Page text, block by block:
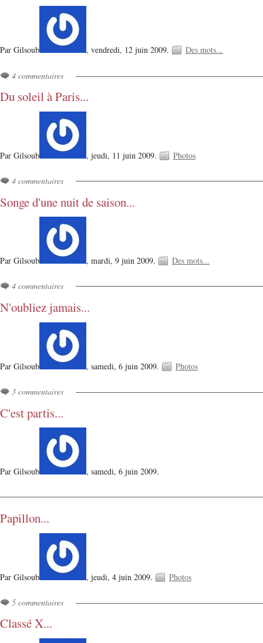
Par Gilsoub , vendredi, 12 juin 2009. Des mots...
4 commentaires
Du soleil à Paris...
Par Gilsoub , jeudi, 11 juin 2009. Photos
4 commentaires
Songe d'une nuit de saison...
Par Gilsoub , mardi, 9 juin 2009. Des mots...
4 commentaires
N'oubliez jamais...
Par Gilsoub , samedi, 6 juin 2009. Photos
3 commentaires
C'est partis...
Par Gilsoub , samedi, 6 juin 2009.
Papillon...
Par Gilsoub , jeudi, 4 juin 2009. Photos
5 commentaires
Classé X...